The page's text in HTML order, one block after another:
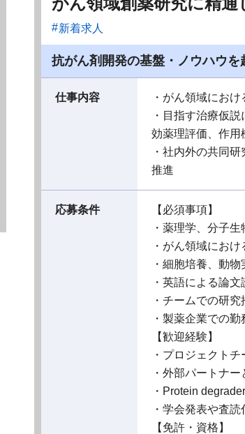
新着求人
抗がん剤開発の基盤・ノウハウ
仕事内容
・がん領域にお
・目指す治療仮
効薬理評価、作用
・社内外の共同
推進
応募条件
【必須事項】
・薬理学、分子
・がん領域にお
・細胞培養、動
・英語による論
・チームでの研
・製薬企業での
【歓迎経験】
・プロジェクト
・外部パートナ
・Protein
・学会発表や査
【免許・資格】